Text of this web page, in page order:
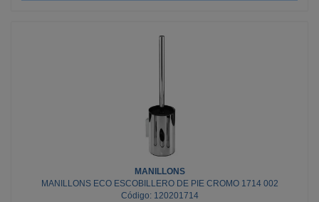
MANILLONS
MANILLONS ECO ESCOBILLERO DE PIE CROMO 1714 002
Código: 120201714